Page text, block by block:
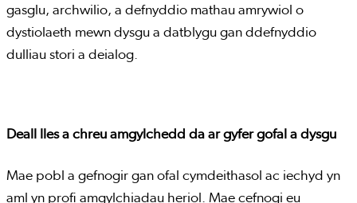
gasglu, archwilio, a defnyddio mathau amrywiol o
dystiolaeth mewn dysgu a datblygu gan ddefnyddio
dulliau stori a deialog.
Deall lles a chreu amgylchedd da ar gyfer gofal a dysgu
Mae pobl a gefnogir gan ofal cymdeithasol ac iechyd yn
aml yn profi amgylchiadau heriol. Mae cefnogi eu